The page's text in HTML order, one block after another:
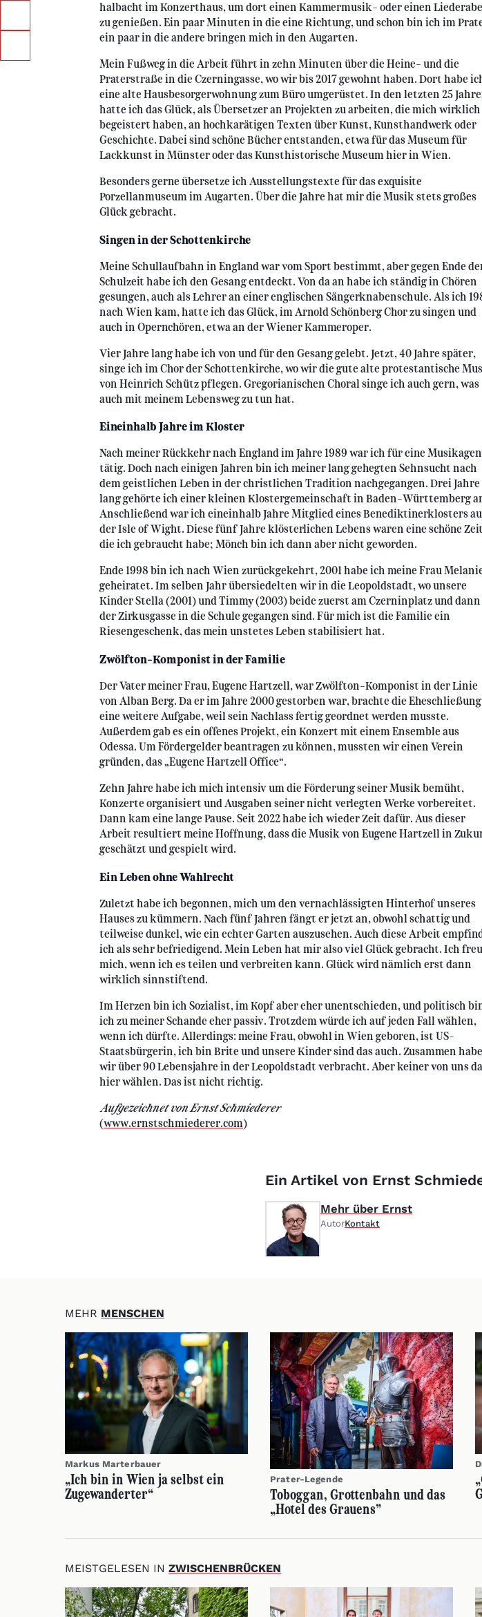
halbacht im Konzerthaus, um dort einen Kammermusik- oder einen
zu genießen. Ein paar Minuten in die eine Richtung, und schon bin ich im
ein paar in die andere bringen mich in den Augarten.
Mein Fußweg in die Arbeit führt in zehn Minuten über die Heine- und die
Praterstraße in die Czerningasse, wo wir bis 2017 gewohnt haben. Dort habe
eine alte Hausbesorgerwohnung zum Büro umgerüstet. In den letzten 25
hatte ich das Glück, als Übersetzer an Projekten zu arbeiten, die mich wirklich
begeistert haben, an hochkarätigen Texten über Kunst, Kunsthandwerk oder
Geschichte. Dabei sind schöne Bücher entstanden, etwa für das Museum für
Lackkunst in Münster oder das Kunsthistorische Museum hier in Wien.
Besonders gerne übersetze ich Ausstellungstexte für das exquisite
Porzellanmuseum im Augarten. Über die Jahre hat mir die Musik stets großes
Glück gebracht.
Singen in der Schottenkirche
Meine Schullaufbahn in England war vom Sport bestimmt, aber gegen Ende
Schulzeit habe ich den Gesang entdeckt. Von da an habe ich ständig in Chören
gesungen, auch als Lehrer an einer englischen Sängerknabenschule. Als ich
nach Wien kam, hatte ich das Glück, im Arnold Schönberg Chor zu singen und
auch in Opernchören, etwa an der Wiener Kammeroper.
Vier Jahre lang habe ich von und für den Gesang gelebt. Jetzt, 40 Jahre später,
singe ich im Chor der Schottenkirche, wo wir die gute alte protestantische
von Heinrich Schütz pflegen. Gregorianischen Choral singe ich auch gern, was
auch mit meinem Lebensweg zu tun hat.
Eineinhalb Jahre im Kloster
Nach meiner Rückkehr nach England im Jahre 1989 war ich für eine
tätig. Doch nach einigen Jahren bin ich meiner lang gehegten Sehnsucht nach
dem geistlichen Leben in der christlichen Tradition nachgegangen. Drei Jahre
lang gehörte ich einer kleinen Klostergemeinschaft in Baden-Württemberg
Anschließend war ich eineinhalb Jahre Mitglied eines Benediktinerklosters
der Isle of Wight. Diese fünf Jahre klösterlichen Lebens waren eine schöne
die ich gebraucht habe; Mönch bin ich dann aber nicht geworden.
Ende 1998 bin ich nach Wien zurückgekehrt, 2001 habe ich meine Frau
geheiratet. Im selben Jahr übersiedelten wir in die Leopoldstadt, wo unsere
Kinder Stella (2001) und Timmy (2003) beide zuerst am Czerninplatz und
der Zirkusgasse in die Schule gegangen sind. Für mich ist die Familie ein
Riesengeschenk, das mein unstetes Leben stabilisiert hat.
Zwölfton-Komponistin der Familie
Der Vater meiner Frau, Eugene Hartzell, war Zwölfton-Komponist in der Linie
von Alban Berg. Da er im Jahre 2000 gestorben war, brachte die Eheschließung
eine weitere Aufgabe, weil sein Nachlass fertig geordnet werden musste.
Außerdem gab es ein offenes Projekt, ein Konzert mit einem Ensemble aus
Odessa. Um Fördergelder beantragen zu können, mussten wir einen Verein
gründen, das „Eugene Hartzell Office“.
Zehn Jahre habe ich mich intensiv um die Förderung seiner Musik bemüht,
Konzerte organisiert und Ausgaben seiner nicht verlegten Werke vorbereitet.
Dann kam eine lange Pause. Seit 2022 habe ich wieder Zeit dafür. Aus dieser
Arbeit resultiert meine Hoffnung, dass die Musik von Eugene Hartzell in
geschätzt und gespielt wird.
Ein Leben ohne Wahlrecht
Zuletzt habe ich begonnen, mich um den vernachlässigten Hinterhof unseres
Hauses zu kümmern. Nach fünf Jahren fängt er jetzt an, obwohl schattig und
teilweise dunkel, wie ein echter Garten auszusehen. Auch diese Arbeit
ich als sehr befriedigend. Mein Leben hat mir also viel Glück gebracht. Ich
mich, wenn ich es teilen und verbreiten kann. Glück wird nämlich erst dann
wirklich sinnstiftend.
Im Herzen bin ich Sozialist, im Kopf aber eher unentschieden, und politisch
ich zu meiner Schande eher passiv. Trotzdem würde ich auf jeden Fall wählen,
wenn ich dürfte. Allerdings: meine Frau, obwohl in Wien geboren, ist US-
Staatsbürgerin, ich bin Brite und unsere Kinder sind das auch. Zusammen
wir über 90 Lebensjahre in der Leopoldstadt verbracht. Aber keiner von uns
hier wählen. Das ist nicht richtig.
Aufgezeichnet von Ernst Schmiederer
(www.ernstschmiederer.com)
Ein Artikel von Ernst
Mehr über Ernst
AutorKontakt
MEHR MENSCHEN
Markus Marterbauer
„Ich bin in Wien ja selbst ein
Zugewanderter“
Prater-Legende
Toboggan, Grottenbahn und das
„Hotel des Grauens”
MEISTGELESEN INZWISCHENBRÜCKEN